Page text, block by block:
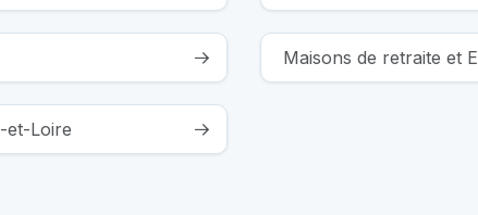
Maisons de retraite et
et-Loire